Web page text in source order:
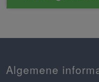
Algemene